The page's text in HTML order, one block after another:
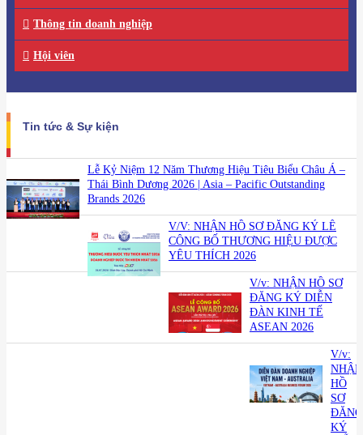
Thông tin doanh nghiệp
Hội viên
Tin tức & Sự kiện
Lễ Kỷ Niệm 12 Năm Thương Hiệu Tiêu Biểu Châu Á –
Thái Bình Dương 2026 | Asia – Pacific Outstanding
Brands 2026
V/V: NHẬN HỒ SƠ ĐĂNG KÝ LỄ
CÔNG BỐ THƯƠNG HIỆU ĐƯỢC
YÊU THÍCH 2026
V/v: NHẬN HỒ SƠ
ĐĂNG KÝ DIỄN
ĐÀN KINH TẾ
ASEAN 2026
V/v:
NHẬN
HỒ
SƠ
ĐĂNG
KÝ